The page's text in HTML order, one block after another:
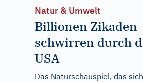
Natur & Umwelt
Billionen Zikaden
schwirren durch
USA
Das Naturschauspiel, das